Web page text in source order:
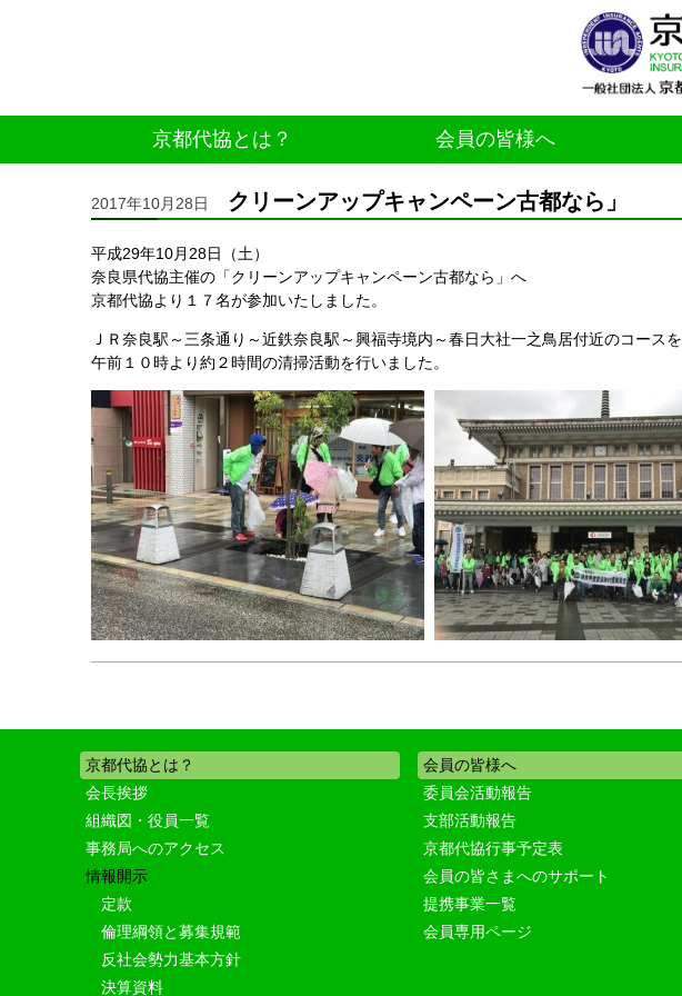
京都代協とは？ 会員の皆様へ
2017年10月28日 クリーンアップキャンペーン古都なら」
平成29年10月28日（土）
奈良県代協主催の「クリーンアップキャンペーン古都なら」へ
京都代協より１７名が参加いたしました。
ＪＲ奈良駅～三条通り～近鉄奈良駅～興福寺境内～春日大社一之鳥居付近のコースを
午前１０時より約２時間の清掃活動を行いました。
京都代協とは？
会長挨拶
組織図・役員一覧
事務局へのアクセス
情報開示
定款
倫理綱領と募集規範
反社会勢力基本方針
決算資料
会員の皆様へ
委員会活動報告
支部活動報告
京都代協行事予定表
会員の皆さまへのサポート
提携事業一覧
会員専用ページ